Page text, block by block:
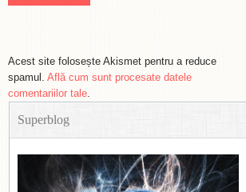
Acest site folosește Akismet pentru a reduce
spamul. Află cum sunt procesate datele
comentariilor tale.
Superblog